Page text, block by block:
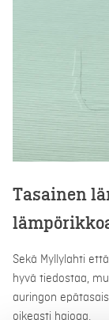
Tasainen
Sekä Myllylahti
hyvä tiedostaa,
auringon
oikeasti hajoaa.